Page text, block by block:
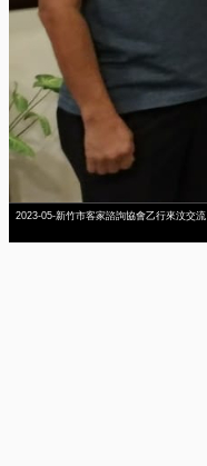
2023-05-新竹市客家諮詢協會乙行來汶交流